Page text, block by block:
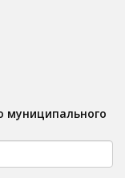
муниципального